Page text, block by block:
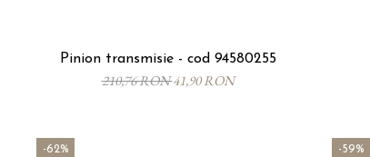
Pinion transmisie - cod 94580255
210,76 RON41,90 RON
-62% -59%